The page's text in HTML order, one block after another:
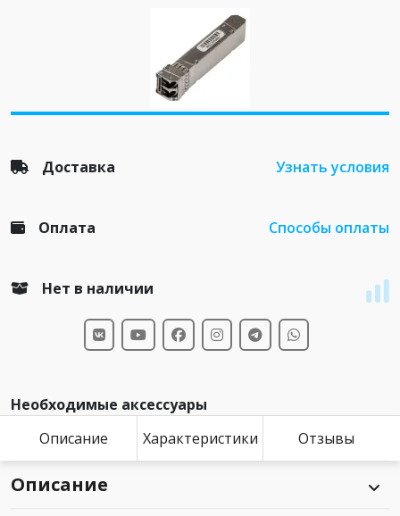
Доставка Узнать условия
Оплата Способы оплаты
Нет в наличии
Необходимые аксессуары
Описание
Характеристики Отзывы
Описание